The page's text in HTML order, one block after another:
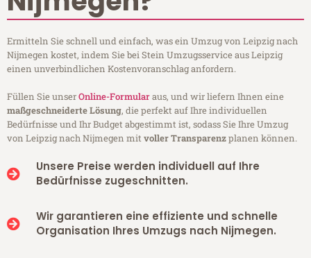
Ermitteln Sie schnell und einfach, was ein Umzug von Leipzig nach
Nijmegen kostet, indem Sie bei Stein Umzugsservice aus Leipzig
einen unverbindlichen Kostenvoranschlag anfordern.
Füllen Sie unserOnline-Formularaus, und wir liefern Ihnen eine
maßgeschneiderte Lösung, die perfekt auf Ihre individuellen
Bedürfnisse und Ihr Budget abgestimmt ist, sodass Sie Ihre Umzug
von Leipzig nach Nijmegen mitvoller Transparenzplanen können.
Unsere Preise werden individuell auf Ihre
Bedürfnisse zugeschnitten.
Wir garantieren eine effiziente und schnelle
Organisation Ihres Umzugs nach Nijmegen.